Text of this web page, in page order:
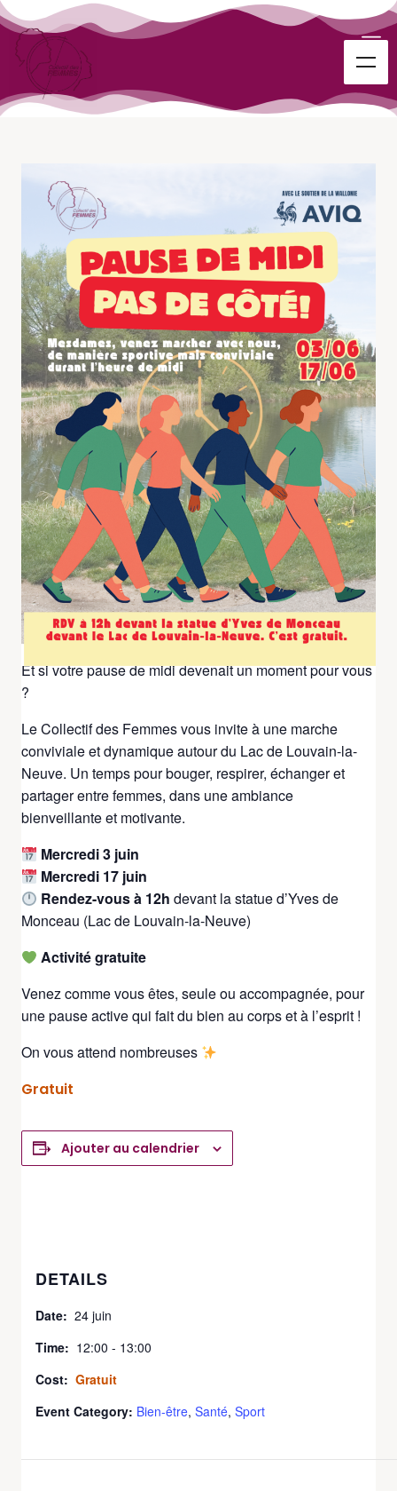
All Évènements
Cet évènement est passé.
Une petite marche durant
la pause de midi?
24 juin @ 12:00- 13:00
Et si votre pause de midi devenait un moment pour vous
?
Le Collectif des Femmes vous invite à une marche
conviviale et dynamique autour du Lac de Louvain-la-
Neuve. Un temps pour bouger, respirer, échanger et
partager entre femmes, dans une ambiance
bienveillante et motivante.
Mercredi 3 juin
Mercredi 17 juin
Rendez-vous à 12h devant la statue d’Yves de
Monceau (Lac de Louvain-la-Neuve)
Activité gratuite
Venez comme vous êtes, seule ou accompagnée, pour
une pause active qui fait du bien au corps et à l’esprit !
On vous attend nombreuses
Gratuit
Ajouter au calendrier
DETAILS
Date: 24 juin
Time: 12:00 - 13:00
Cost: Gratuit
Event Category: Bien-être, Santé, Sport